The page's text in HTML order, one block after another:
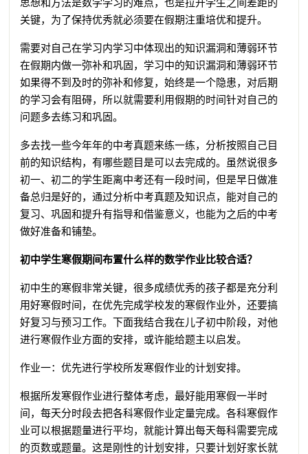
关键，为了保持优秀就必须要在假期注重培优和提升。
需要对自己在学习内学习中体现出的知识漏洞和薄弱环节
在假期内做一弥补和巩固，学习中的知识漏洞和薄弱环节
如果得不到及时的弥补和修复，始终是一个隐患，对后期
的学习会有阻碍，所以就需要利用假期的时间针对自己的
问题多去练习和巩固。
多去找一些今年年的中考真题来练一练，分析按照自己目
前的知识结构，有哪些题目是可以去完成的。虽然说很多
初一、初二的学生距离中考还有一段时间，但是早日做准
备总归是好的，通过分析中考真题及知识点，能对自己的
复习、巩固和提升有指导和借鉴意义，也能为之后的中考
做好准备和铺垫。
初中学生寒假期间布置什么样的数学作业比较合适？
初中生的寒假非常关键，很多成绩优秀的孩子都是充分利
用好寒假时间，在优先完成学校发的寒假作业外，还要搞
好复习与预习工作。下面我结合我在儿子初中阶段，对他
进行寒假作业方面的安排，或许能给题主以启发。
作业一：优先进行学校所发寒假作业的计划安排。
根据所发寒假作业进行整体考虑，最好能用寒假一半时
间，每天分时段去把各科寒假作业定量完成。各科寒假作
业可以根据题量进行平均，就能计算出每天每科需要完成
的页数或题量。这是刚性的计划安排，只要计划好家长就